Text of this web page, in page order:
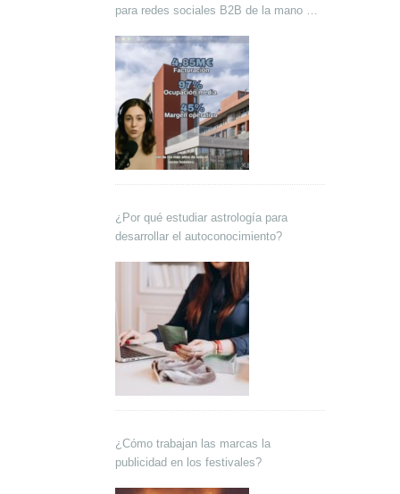
para redes sociales B2B de la mano de
¿Por qué estudiar astrología para
desarrollar el autoconocimiento?
¿Cómo trabajan las marcas la
publicidad en los festivales?